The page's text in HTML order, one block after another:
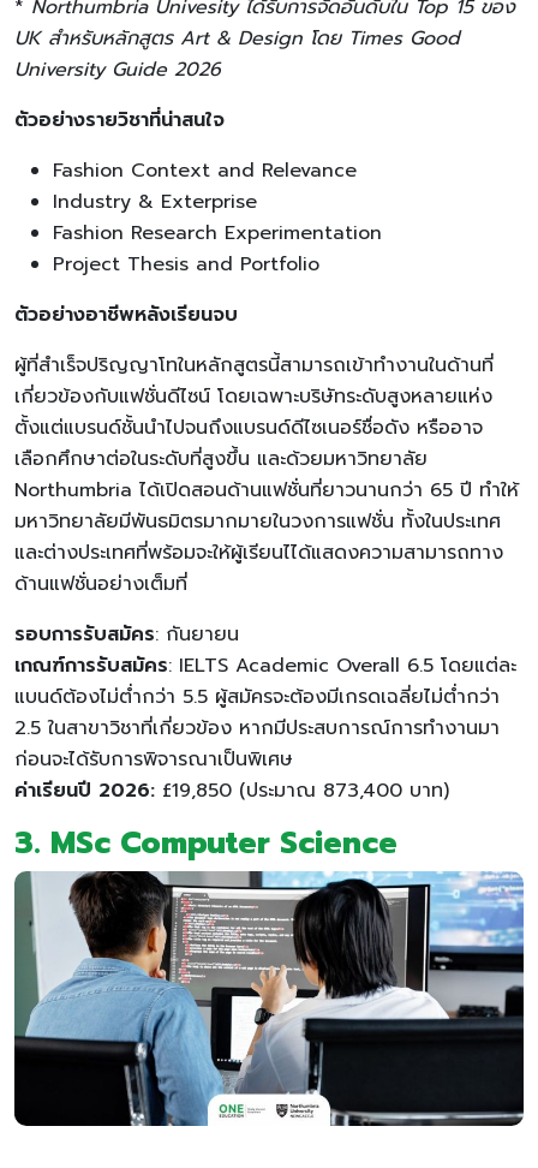
* Northumbria Univesity ได้รับการจัดอันดับใน Top 15 ของ
UK สำหรับหลักสูตร Art & Design โดย Times Good
University Guide 2026
ตัวอย่างรายวิชาที่น่าสนใจ
Fashion Context and Relevance
Industry & Exterprise
Fashion Research Experimentation
Project Thesis and Portfolio
ตัวอย่างอาชีพหลังเรียนจบ
ผู้ที่สำเร็จปริญญาโทในหลักสูตรนี้สามารถเข้าทำงานในด้านที่
เกี่ยวข้องกับแฟชั่นดีไซน์ โดยเฉพาะบริษัทระดับสูงหลายแห่ง
ตั้งแต่แบรนด์ชั้นนำไปจนถึงแบรนด์ดีไซเนอร์ชื่อดัง หรืออาจ
เลือกศึกษาต่อในระดับที่สูงขึ้น และด้วยมหาวิทยาลัย
Northumbria ได้เปิดสอนด้านแฟชั่นที่ยาวนานกว่า 65 ปี ทำให้
มหาวิทยาลัยมีพันธมิตรมากมายในวงการแฟชั่น ทั้งในประเทศ
และต่างประเทศที่พร้อมจะให้ผู้เรียนไได้แสดงความสามารถทาง
ด้านแฟชั่นอย่างเต็มที่
รอบการรับสมัคร: กันยายน
เกณฑ์การรับสมัคร: IELTS Academic Overall 6.5 โดยแต่ละ
แบนด์ต้องไม่ต่ำกว่า 5.5 ผู้สมัครจะต้องมีเกรดเฉลี่ยไม่ต่ำกว่า
2.5 ในสาขาวิชาที่เกี่ยวข้อง หากมีประสบการณ์การทำงานมา
ก่อนจะได้รับการพิจารณาเป็นพิเศษ
ค่าเรียนปี 2026: £19,850 (ประมาณ 873,400 บาท)
3. MSc Computer Science